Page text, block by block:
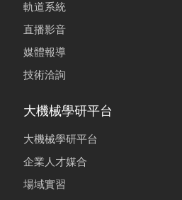
軌道系統
直播影音
媒體報導
技術洽詢
大機械學研平台
大機械學研平台
企業人才媒合
場域實習